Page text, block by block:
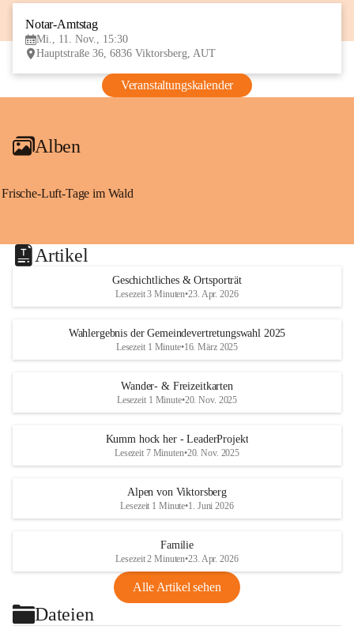
Notar-Amtstag
Mi., 11. Nov., 15:30
Hauptstraße 36, 6836 Viktorsberg, AUT
Veranstaltungskalender
Alben
Frische-Luft-Tage im Wald
Artikel
Geschichtliches & Ortsporträt
Lesezeit 3 Minuten•23. Apr. 2026
Wahlergebnis der Gemeindevertretungswahl 2025
Lesezeit 1 Minute•16. März 2025
Wander- & Freizeitkarten
Lesezeit 1 Minute•20. Nov. 2025
Kumm hock her - LeaderProjekt
Lesezeit 7 Minuten•20. Nov. 2025
Alpen von Viktorsberg
Lesezeit 1 Minute•1. Juni 2026
Familie
Lesezeit 2 Minuten•23. Apr. 2026
Alle Artikel sehen
Dateien